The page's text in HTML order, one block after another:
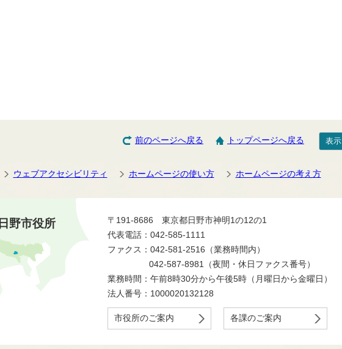
前のページへ戻る トップページへ戻る 表示
ウェブアクセシビリティ ホームページの使い方 ホームページの考え方
日野市役所
〒191-8686 東京都日野市神明1の12の1
代表電話：042-585-1111
ファクス：042-581-2516（業務時間内）
042-587-8981（夜間・休日ファクス番号）
業務時間：午前8時30分から午後5時（月曜日から金曜日）
法人番号：1000020132128
市役所のご案内 各課のご案内